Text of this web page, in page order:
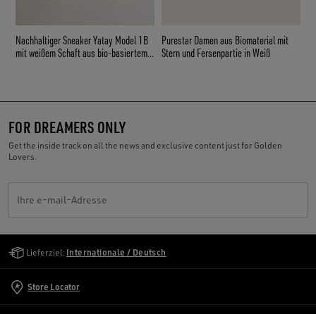
Nachhaltiger Sneaker Yatay Model 1B
mit weißem Schaft aus bio-basiertem
Purestar Damen aus Biomaterial mit
Stern und Fersenpartie in Weiß
FOR DREAMERS ONLY
Get the inside track on all the news and exclusive content just for Golden
Lovers.
Ihre e-mail-Adresse
Lieferziel: Internationale / Deutsch
Store Locator